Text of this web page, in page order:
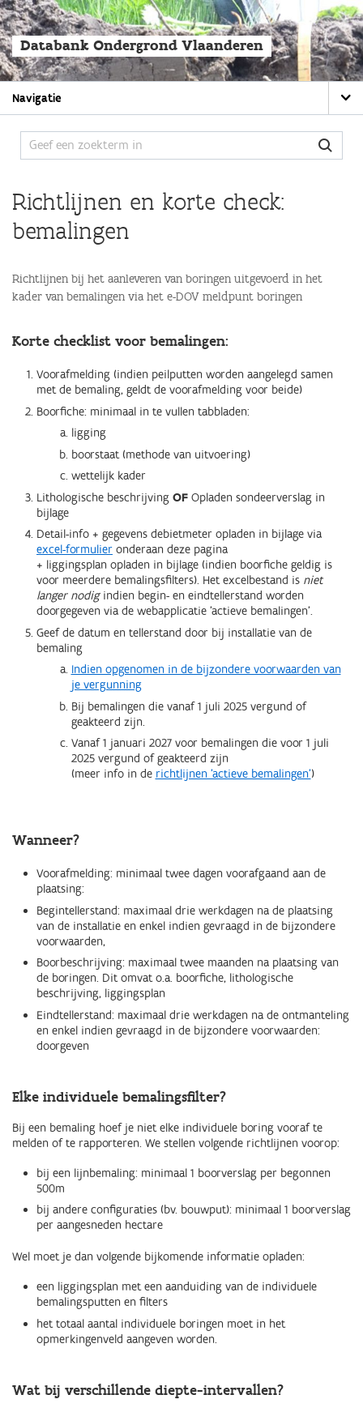
Overslaan
en
naar
de
algemene
inhoud
Databank Ondergrond Vlaanderen
Main
navigation
Navigatie
Richtlijnen en korte check:
bemalingen
Richtlijnen bij het aanleveren van boringen uitgevoerd in het
kader van bemalingen via het e-DOV meldpunt boringen
Korte checklist voor bemalingen:
Voorafmelding (indien peilputten worden aangelegd samen
met de bemaling, geldt de voorafmelding voor beide)
Boorfiche: minimaal in te vullen tabbladen:
ligging
boorstaat (methode van uitvoering)
wettelijk kader
Lithologische beschrijving OF Opladen sondeerverslag in
bijlage
Detail-info + gegevens debietmeter opladen in bijlage via
excel-formulier onderaan deze pagina
+ liggingsplan opladen in bijlage (indien boorfiche geldig is
voor meerdere bemalingsfilters). Het excelbestand is niet
langer nodigindien begin- en eindtellerstand worden
doorgegeven via de webapplicatie 'actieve bemalingen'.
Geef de datum en tellerstand door bij installatie van de
bemaling
Indien opgenomen in de bijzondere voorwaarden van
je vergunning
Bij bemalingen die vanaf 1 juli 2025 vergund of
geakteerd zijn.
Vanaf 1 januari 2027 voor bemalingen die voor 1 juli
2025 vergund of geakteerd zijn
(meer info in de richtlijnen 'actieve bemalingen')
Wanneer?
Voorafmelding: minimaal twee dagen voorafgaand aan de
plaatsing:
Begintellerstand: maximaal drie werkdagen na de plaatsing
van de installatie en enkel indien gevraagd in de bijzondere
voorwaarden,
Boorbeschrijving: maximaal twee maanden na plaatsing van
de boringen. Dit omvat o.a. boorfiche, lithologische
beschrijving, liggingsplan
Eindtellerstand: maximaal drie werkdagen na de ontmanteling
en enkel indien gevraagd in de bijzondere voorwaarden:
doorgeven
Elke individuele bemalingsfilter?
Bij een bemaling hoef je niet elke individuele boring vooraf te
melden of te rapporteren. We stellen volgende richtlijnen voorop:
bij een lijnbemaling: minimaal 1 boorverslag per begonnen
500m
bij andere configuraties (bv. bouwput): minimaal 1 boorverslag
per aangesneden hectare
Wel moet je dan volgende bijkomende informatie opladen:
een liggingsplan met een aanduiding van de individuele
bemalingsputten en filters
het totaal aantal individuele boringen moet in het
opmerkingenveld aangeven worden.
Wat bij verschillende diepte-intervallen?